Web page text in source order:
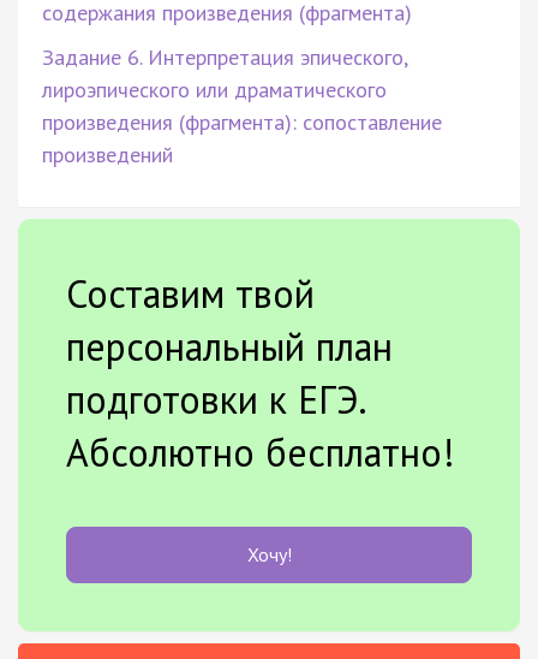
содержания произведения (фрагмента)
Задание 6. Интерпретация эпического,
лироэпического или драматического
произведения (фрагмента): сопоставление
произведений
Составим твой
персональный план
подготовки к ЕГЭ.
Абсолютно бесплатно!
Хочу!